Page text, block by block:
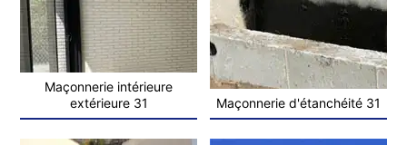
Maçonnerie intérieure
extérieure 31
Maçonnerie d'étanchéité 31